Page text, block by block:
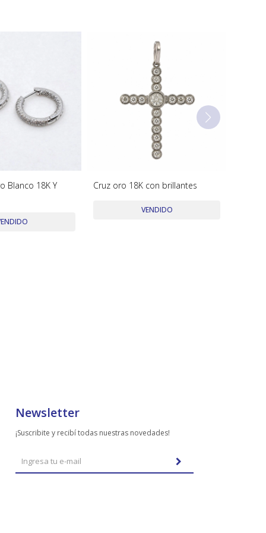
Blanco 18K Y
Cruz oro 18K con brillantes
VENDIDO
Newsletter
¡Suscribite y recibí todas nuestras novedades!